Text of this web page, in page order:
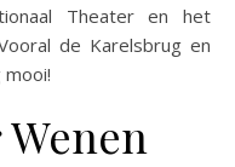
Theater en het
de Karelsbrug en